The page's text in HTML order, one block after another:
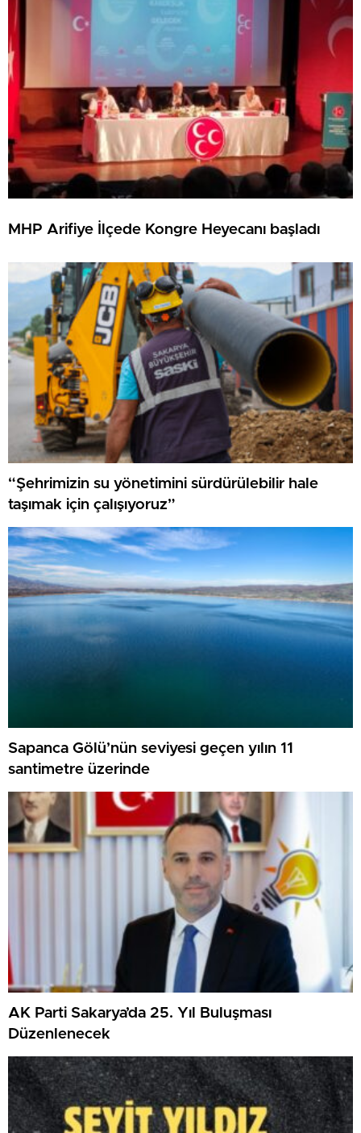
MHP Arifiye İlçede Kongre Heyecanı başladı
“Şehrimizin su yönetimini sürdürülebilir hale
taşımak için çalışıyoruz”
Sapanca Gölü’nün seviyesi geçen yılın 11
santimetre üzerinde
AK Parti Sakarya’da 25. Yıl Buluşması
Düzenlenecek